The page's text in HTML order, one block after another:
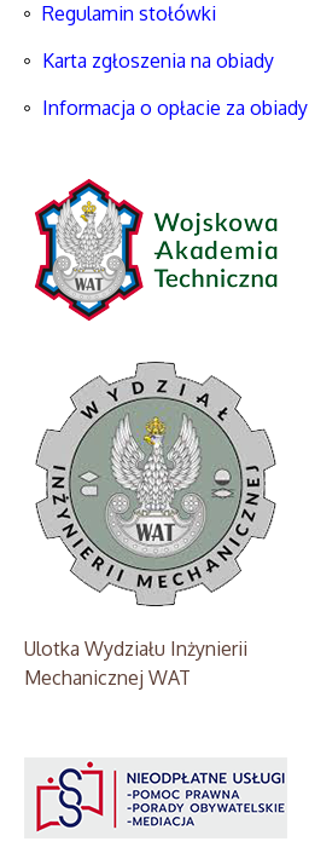
Regulamin stołówki
Karta zgłoszenia na obiady
Informacja o opłacie za obiady
Ulotka Wydziału Inżynierii
Mechanicznej WAT